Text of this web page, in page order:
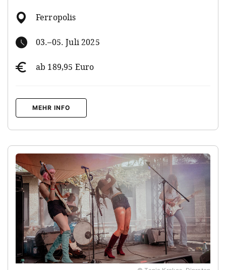
Ferropolis
03.–05. Juli 2025
ab 189,95 Euro
MEHR INFO